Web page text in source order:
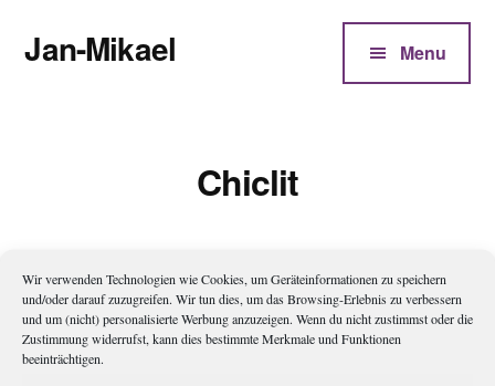
Wir verwenden Technologien wie Cookies, um Geräteinformationen zu speichern
und/oder darauf zuzugreifen. Wir tun dies, um das Browsing-Erlebnis zu verbessern
und um (nicht) personalisierte Werbung anzuzeigen. Wenn du nicht zustimmst oder die
Zustimmung widerrufst, kann dies bestimmte Merkmale und Funktionen
beeinträchtigen.
Inhalt
springen
menu
Jan-Mikael Menu
Chiclit
Rosinenversteher…?!
„machen.de“, sagt mein Chef gerne, wenn man mit der Frage